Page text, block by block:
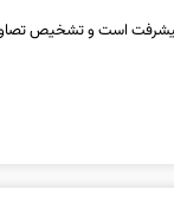
است و تشخیص